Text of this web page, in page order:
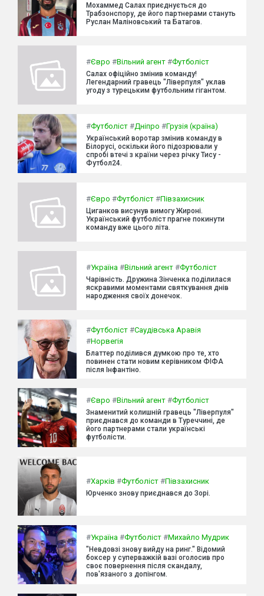
Мохаммед Салах приєднується до
Трабзонспору, де його партнерами стануть
Руслан Маліновський та Батагов.
#Євро #Вільний агент #Футболіст
Салах офіційно змінив команду!
Легендарний гравець "Ліверпуля" уклав
угоду з турецьким футбольним гігантом.
#Футболіст #Дніпро #Грузія (країна)
Український воротар змінив команду в
Білорусі, оскільки його підозрювали у
спробі втечі з країни через річку Тису -
Футбол24.
#Євро #Футболіст #Півзахисник
Циганков висунув вимогу Жироні.
Український футболіст прагне покинути
команду вже цього літа.
#Україна #Вільний агент #Футболіст
Чарівність. Дружина Зінченка поділилася
яскравими моментами святкування днів
народження своїх донечок.
#Футболіст #Саудівська Аравія
#Норвегія
Блаттер поділився думкою про те, хто
повинен стати новим керівником ФІФА
після Інфантіно.
#Євро #Вільний агент #Футболіст
Знаменитий колишній гравець "Ліверпуля"
приєднався до команди в Туреччині, де
його партнерами стали українські
футболісти.
#Харків #Футболіст #Півзахисник
Юрченко знову приєднався до Зорі.
#Україна #Футболіст #Михайло Мудрик
"Невдовзі знову вийду на ринг." Відомий
боксер у суперважкій вазі оголосив про
своє повернення після скандалу,
пов'язаного з допінгом.